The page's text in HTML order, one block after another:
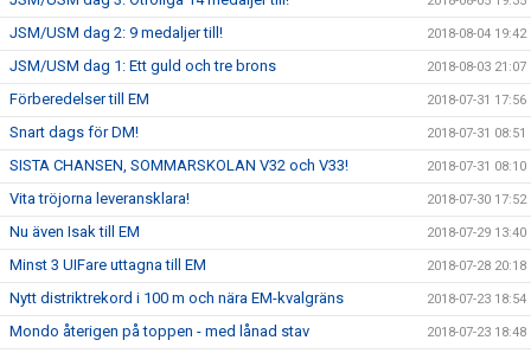
JSM/USM dag 2: 9 medaljer till! 2018-08-04 19:42
JSM/USM dag 1: Ett guld och tre brons 2018-08-03 21:07
Förberedelser till EM 2018-07-31 17:56
Snart dags för DM! 2018-07-31 08:51
SISTA CHANSEN, SOMMARSKOLAN V32 och V33! 2018-07-31 08:10
Vita tröjorna leveransklara! 2018-07-30 17:52
Nu även Isak till EM 2018-07-29 13:40
Minst 3 UIFare uttagna till EM 2018-07-28 20:18
Nytt distriktrekord i 100 m och nära EM-kvalgräns 2018-07-23 18:54
Mondo återigen på toppen - med lånad stav 2018-07-23 18:48